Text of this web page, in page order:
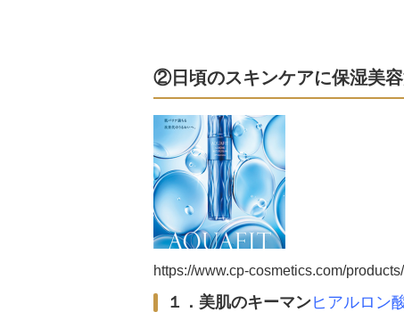
②日頃のスキンケアに保湿美
https://www.cp-cosmetics.com/
１．美肌のキーマンヒアルロン